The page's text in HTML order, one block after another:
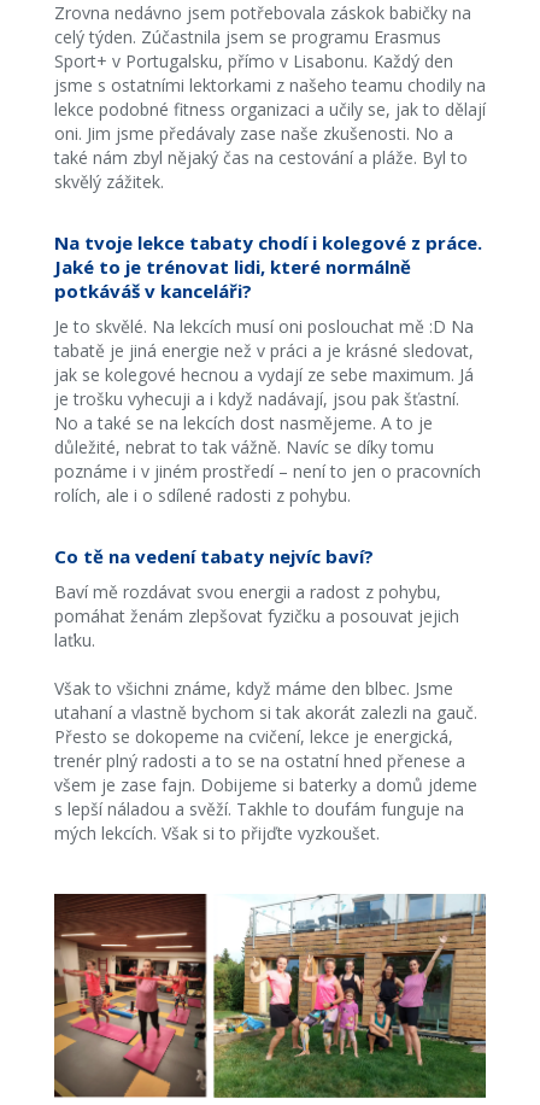
Zrovna nedávno jsem potřebovala záskok babičky na
celý týden. Zúčastnila jsem se programu Erasmus
Sport+ v Portugalsku, přímo v Lisabonu. Každý den
jsme s ostatními lektorkami z našeho teamu chodily na
lekce podobné fitness organizaci a učily se, jak to dělají
oni. Jim jsme předávaly zase naše zkušenosti. No a
také nám zbyl nějaký čas na cestování a pláže. Byl to
skvělý zážitek.
Na tvoje lekce tabaty chodí i kolegové z práce.
Jaké to je trénovat lidi, které normálně
potkáváš v kanceláři?
Je to skvělé. Na lekcích musí oni poslouchat mě :D Na
tabatě je jiná energie než v práci a je krásné sledovat,
jak se kolegové hecnou a vydají ze sebe maximum. Já
je trošku vyhecuji a i když nadávají, jsou pak šťastní.
No a také se na lekcích dost nasmějeme. A to je
důležité, nebrat to tak vážně. Navíc se díky tomu
poznáme i v jiném prostředí – není to jen o pracovních
rolích, ale i o sdílené radosti z pohybu.
Co tě na vedení tabaty nejvíc baví?
Baví mě rozdávat svou energii a radost z pohybu,
pomáhat ženám zlepšovat fyzičku a posouvat jejich
laťku.
Však to všichni známe, když máme den blbec. Jsme
utahaní a vlastně bychom si tak akorát zalezli na gauč.
Přesto se dokopeme na cvičení, lekce je energická,
trenér plný radosti a to se na ostatní hned přenese a
všem je zase fajn. Dobijeme si baterky a domů jdeme
s lepší náladou a svěží. Takhle to doufám funguje na
mých lekcích. Však si to přijďte vyzkoušet.